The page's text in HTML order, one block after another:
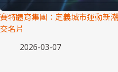
賽特體育集團：定義城市運動新
交名片
2026-03-07